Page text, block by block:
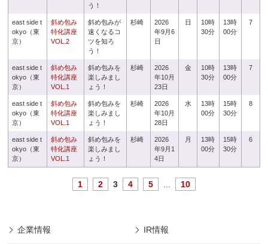
う！
east side t
okyo（東
京）
斜め包み
特化講座
VOL.2
斜め包みが
速くなるコ
ツを知ろ
う！
杉崎
2026
年9月6
日
日
10時
30分
13時
00分
7
east side t
okyo（東
京）
斜め包み
特化講座
VOL.1
斜め包みを
楽しみまし
ょう！
杉崎
2026
年10月
23日
金
10時
30分
13時
00分
7
east side t
okyo（東
京）
斜め包み
特化講座
VOL.1
斜め包みを
楽しみまし
ょう！
杉崎
2026
年10月
28日
水
13時
00分
15時
30分
8
east side t
okyo（東
京）
斜め包み
特化講座
VOL.1
斜め包みを
楽しみまし
ょう！
杉崎
2026
年9月1
4日
月
13時
00分
15時
30分
6
1 2 3 4 5 10
企業情報 IR情報